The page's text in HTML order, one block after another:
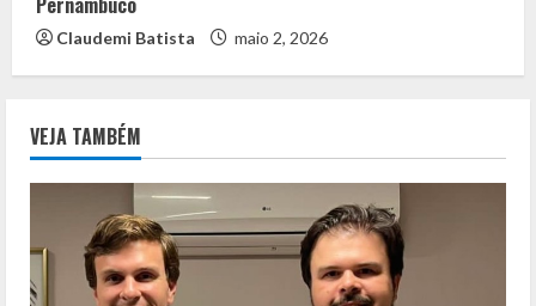
Claudemi Batista maio 2, 2026
VEJA TAMBÉM